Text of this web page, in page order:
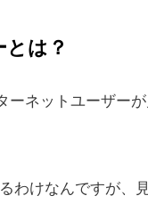
は？
ネットユーザー
わけなんですが、